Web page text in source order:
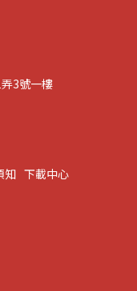
3號一樓
知 下載中心